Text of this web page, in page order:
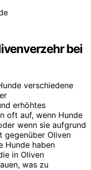
bei
verschiedene
erhöhtes
oft auf, wenn Hunde
wenn sie aufgrund
gegenüber Oliven
Hunde haben
in Oliven
was zu